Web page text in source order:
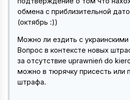
обмена с приблизительной
(октябрь :))
Можно ли ездить с
Вопрос в контексте новых
за отсутствие uprawnień do
можно в тюрячку присесть или
штрафа.